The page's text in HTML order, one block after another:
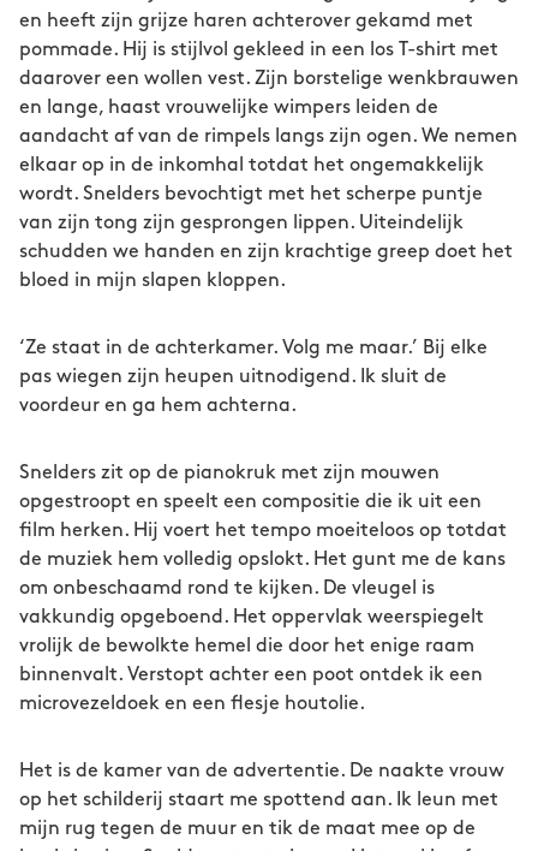
en heeft zijn grijze haren achterover gekamd met
pommade. Hij is stijlvol gekleed in een los T-shirt met
daarover een wollen vest. Zijn borstelige wenkbrauwen
en lange, haast vrouwelijke wimpers leiden de
aandacht af van de rimpels langs zijn ogen. We nemen
elkaar op in de inkomhal totdat het ongemakkelijk
wordt. Snelders bevochtigt met het scherpe puntje
van zijn tong zijn gesprongen lippen. Uiteindelijk
schudden we handen en zijn krachtige greep doet het
bloed in mijn slapen kloppen.
‘Ze staat in de achterkamer. Volg me maar.’ Bij elke
pas wiegen zijn heupen uitnodigend. Ik sluit de
voordeur en ga hem achterna.
Snelders zit op de pianokruk met zijn mouwen
opgestroopt en speelt een compositie die ik uit een
film herken. Hij voert het tempo moeiteloos op totdat
de muziek hem volledig opslokt. Het gunt me de kans
om onbeschaamd rond te kijken. De vleugel is
vakkundig opgeboend. Het oppervlak weerspiegelt
vrolijk de bewolkte hemel die door het enige raam
binnenvalt. Verstopt achter een poot ontdek ik een
microvezeldoek en een flesje houtolie.
Het is de kamer van de advertentie. De naakte vrouw
op het schilderij staart me spottend aan. Ik leun met
mijn rug tegen de muur en tik de maat mee op de